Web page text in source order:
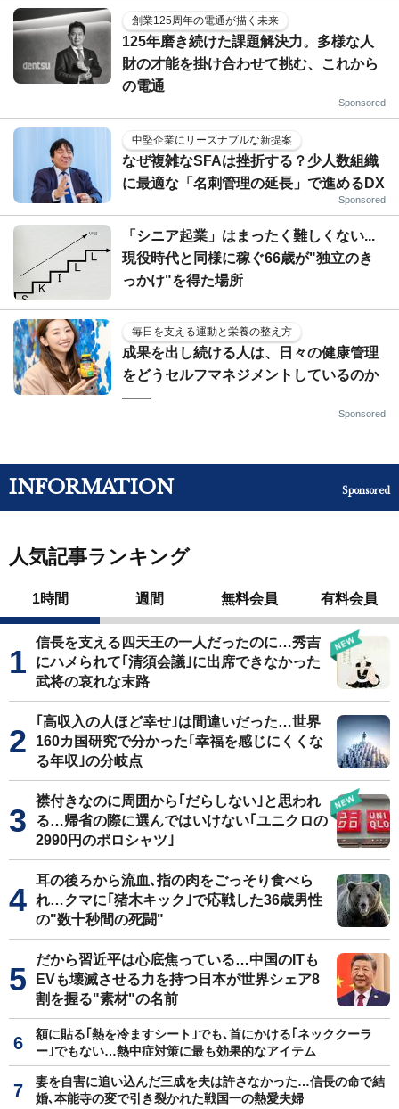
創業125周年の電通が描く未来
125年磨き続けた課題解決力。多様な人
財の才能を掛け合わせて挑む、これから
の電通
Sponsored
中堅企業にリーズナブルな新提案
なぜ複雑なSFAは挫折する？少人数組織
に最適な「名刺管理の延長」で進めるDX
Sponsored
「シニア起業」はまったく難しくない...
現役時代と同様に稼ぐ66歳が"独立のき
っかけ"を得た場所
毎日を支える運動と栄養の整え方
成果を出し続ける人は、日々の健康管理
をどうセルフマネジメントしているのか
——
Sponsored
INFORMATION Sponsored
人気記事ランキング
1時間 週間 無料会員 有料会員
信長を支える四天王の一人だったのに…秀吉
にハメられて｢清須会議｣に出席できなかった
武将の哀れな末路
｢高収入の人ほど幸せ｣は間違いだった…世界
160カ国研究で分かった｢幸福を感じにくくな
る年収｣の分岐点
襟付きなのに周囲から｢だらしない｣と思われ
る…帰省の際に選んではいけない｢ユニクロの
2990円のポロシャツ｣
耳の後ろから流血､指の肉をごっそり食べら
れ…クマに｢猪木キック｣で応戦した36歳男性
の"数十秒間の死闘"
だから習近平は心底焦っている…中国のITも
EVも壊滅させる力を持つ日本が世界シェア8
割を握る"素材"の名前
額に貼る｢熱を冷ますシート｣でも､首にかける｢ネッククーラ
ー｣でもない…熱中症対策に最も効果的なアイテム
妻を自害に追い込んだ三成を夫は許さなかった…信長の命で結
婚､本能寺の変で引き裂かれた戦国一の熱愛夫婦